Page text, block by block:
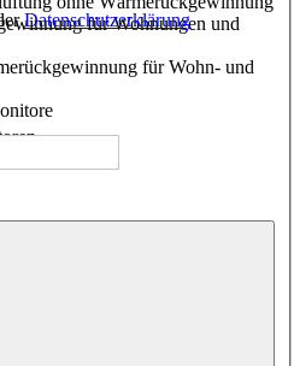
für Wohnungen und
für Wohn- und
und Garagenlüftung
Datenschutzerklärung